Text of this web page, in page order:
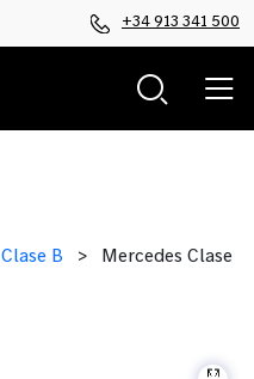
+34 913 341 500
Clase B >
Mercedes Clase